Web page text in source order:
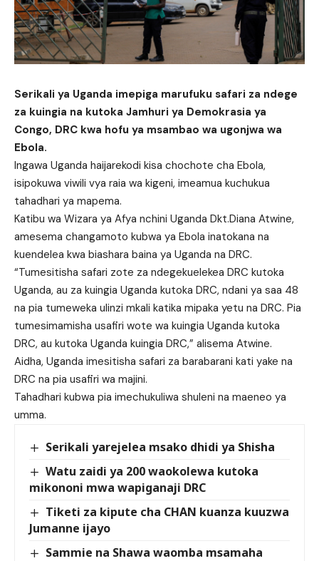
Serikali ya Uganda imepiga marufuku safari za ndege
za kuingia na kutoka Jamhuri ya Demokrasia ya
Congo, DRC kwa hofu ya msambao wa ugonjwa wa
Ebola.
Ingawa Uganda haijarekodi kisa chochote cha Ebola,
isipokuwa viwili vya raia wa kigeni, imeamua kuchukua
tahadhari ya mapema.
Katibu wa Wizara ya Afya nchini Uganda Dkt.Diana Atwine,
amesema changamoto kubwa ya Ebola inatokana na
kuendelea kwa biashara baina ya Uganda na DRC.
“Tumesitisha safari zote za ndegekuelekea DRC kutoka
Uganda, au za kuingia Uganda kutoka DRC, ndani ya saa 48
na pia tumeweka ulinzi mkali katika mipaka yetu na DRC. Pia
tumesimamisha usafiri wote wa kuingia Uganda kutoka
DRC, au kutoka Uganda kuingia DRC,” alisema Atwine.
Aidha, Uganda imesitisha safari za barabarani kati yake na
DRC na pia usafiri wa majini.
Tahadhari kubwa pia imechukuliwa shuleni na maeneo ya
umma.
Serikali yarejelea msako dhidi ya Shisha
Watu zaidi ya 200 waokolewa kutoka
mikononi mwa wapiganaji DRC
Tiketi za kipute cha CHAN kuanza kuuzwa
Jumanne ijayo
Sammie na Shawa waomba msamaha